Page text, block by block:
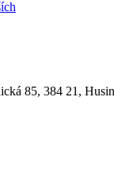
85, 384 21,